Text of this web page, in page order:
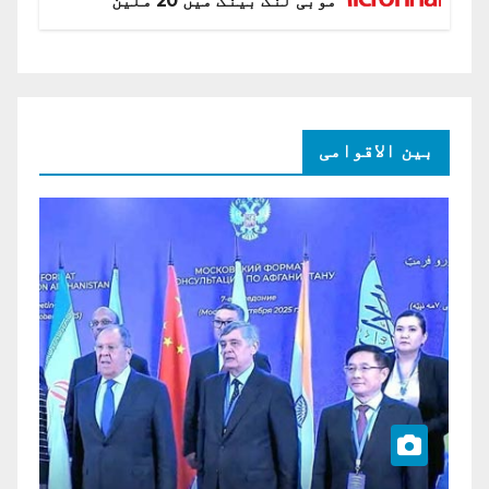
بین الاقوامی